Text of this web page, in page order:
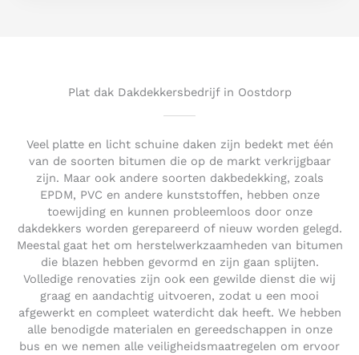
t
Plat dak Dakdekkersbedrijf in Oostdorp
Veel platte en licht schuine daken zijn bedekt met één
van de soorten bitumen die op de markt verkrijgbaar
zijn. Maar ook andere soorten dakbedekking, zoals
EPDM, PVC en andere kunststoffen, hebben onze
toewijding en kunnen probleemloos door onze
dakdekkers worden gerepareerd of nieuw worden gelegd.
Meestal gaat het om herstelwerkzaamheden van bitumen
die blazen hebben gevormd en zijn gaan splijten.
Volledige renovaties zijn ook een gewilde dienst die wij
graag en aandachtig uitvoeren, zodat u een mooi
afgewerkt en compleet waterdicht dak heeft. We hebben
alle benodigde materialen en gereedschappen in onze
bus en we nemen alle veiligheidsmaatregelen om ervoor